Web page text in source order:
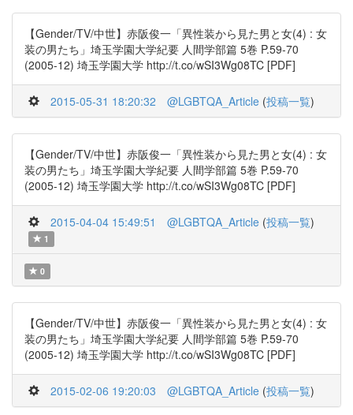
【Gender/TV/中世】赤阪俊一「異性装から見た男と女(4) : 女
装の男たち」埼玉学園大学紀要 人間学部篇 5巻 P.59-70
(2005-12) 埼玉学園大学 http://t.co/wSI3Wg08TC [PDF]
2015-05-31 18:20:32 @LGBTQA_Article (投稿一覧)
【Gender/TV/中世】赤阪俊一「異性装から見た男と女(4) : 女
装の男たち」埼玉学園大学紀要 人間学部篇 5巻 P.59-70
(2005-12) 埼玉学園大学 http://t.co/wSI3Wg08TC [PDF]
2015-04-04 15:49:51 @LGBTQA_Article (投稿一覧)
1
0
【Gender/TV/中世】赤阪俊一「異性装から見た男と女(4) : 女
装の男たち」埼玉学園大学紀要 人間学部篇 5巻 P.59-70
(2005-12) 埼玉学園大学 http://t.co/wSI3Wg08TC [PDF]
2015-02-06 19:20:03 @LGBTQA_Article (投稿一覧)